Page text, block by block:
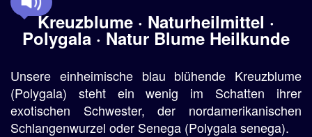
n
Kreuzblume · Naturheilmittel ·
Polygala · Natur Blume Heilkunde
Unsere einheimische blau blühende Kreuzblume
(Polygala) steht ein wenig im Schatten ihrer
exotischen Schwester, der nordamerikanischen
Schlangenwurzel oder Senega (Polygala senega).